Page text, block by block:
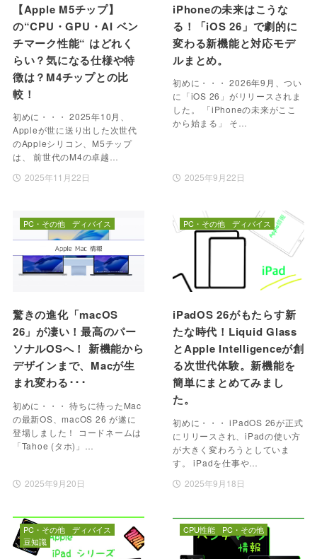
【Apple M5チップ】
の“CPU・GPU・AI ベン
チマーク性能“ はどれく
らい？気になる仕様や特
徴は？M4チップとの比
較！
初めに・・・ 2025年10月、
Appleが世に送り出した次世代
のAppleシリコン、M5チップ
は、 前世代のM4の卓越…
2025年11月22日
iPhoneの未来はこうな
る！「iOS 26」で劇的に
変わる新機能と対応モデ
ルまとめ。
初めに・・・ 2026年9月、つい
に「iOS 26」がリリースされま
した。 「iPhoneの未来がここ
から始まる」 そ…
2025年9月22日
驚きの進化「macOS
26」が凄い！最高のパー
ソナルOSへ！ 新機能から
デザインまで、Macが生
まれ変わる･･･
初めに・・・ 待ちに待ったMac
の最新OS、macOS 26 が遂に
登場しました！ コードネームは
「Tahoe (タホ)」…
2025年9月20日
PC・その他 ディバイス
iPadOS 26がもたらす新
たな時代！Liquid Glass
とApple Intelligenceが創
る次世代体験。新機能を
簡単にまとめてみまし
た。
初めに・・・ iPadOS 26が正式
にリリースされ、iPadの使い方
が大きく変わろうとしていま
す。 iPadを仕事や…
2025年9月18日
PC・その他 ディバイス
PC・その他
ディバイス
豆知識
CPU性能 PC・その他